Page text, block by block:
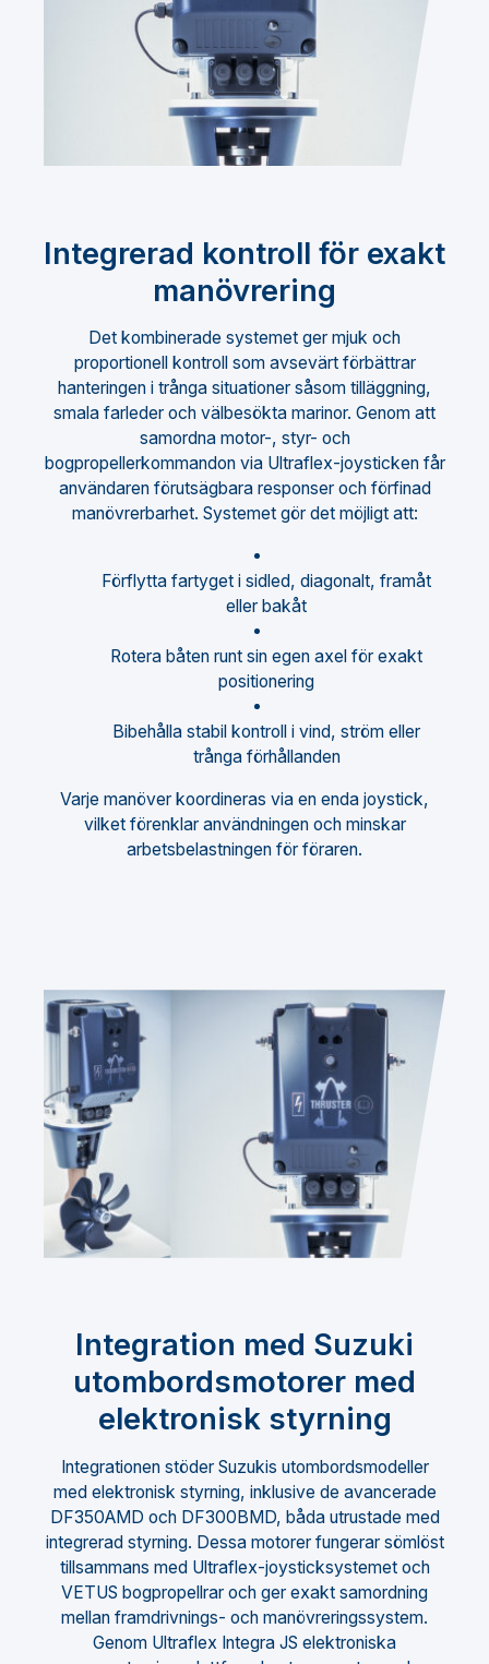
Integrerad kontroll för exakt
manövrering
Det kombinerade systemet ger mjuk och
proportionell kontroll som avsevärt förbättrar
hanteringen i trånga situationer såsom tilläggning,
smala farleder och välbesökta marinor. Genom att
samordna motor-, styr- och
bogpropellerkommandon via Ultraflex-joysticken får
användaren förutsägbara responser och förfinad
manövrerbarhet. Systemet gör det möjligt att:
Förflytta fartyget i sidled, diagonalt, framåt
eller bakåt
Rotera båten runt sin egen axel för exakt
positionering
Bibehålla stabil kontroll i vind, ström eller
trånga förhållanden
Varje manöver koordineras via en enda joystick,
vilket förenklar användningen och minskar
arbetsbelastningen för föraren.
Integration med Suzuki
utombordsmotorer med
elektronisk styrning
Integrationen stöder Suzukis utombordsmodeller
med elektronisk styrning, inklusive de avancerade
DF350AMD och DF300BMD, båda utrustade med
integrerad styrning. Dessa motorer fungerar sömlöst
tillsammans med Ultraflex-joysticksystemet och
VETUS bogpropellrar och ger exakt samordning
mellan framdrivnings- och manövreringssystem.
Genom Ultraflex Integra JS elektroniska